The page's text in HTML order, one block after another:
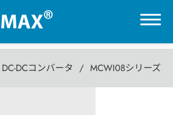
DC-DCコンバータ MCWI08シリーズ
0